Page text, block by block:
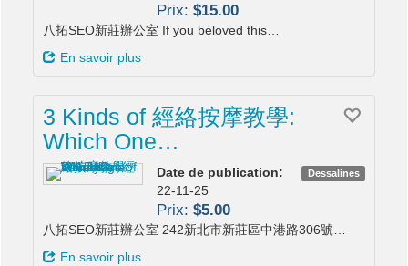
Prix: $15.00
八拓SEO新莊辦公室 If you beloved this…
En savoir plus
3 Kinds of 經絡按摩教學:
Which One…
Dessalines
Date de publication:
22-11-25
Prix: $5.00
八拓SEO新莊辦公室 242新北市新莊區中港路306號…
En savoir plus